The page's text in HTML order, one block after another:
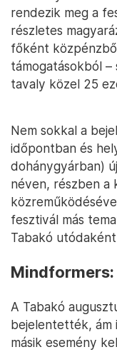
rendezik meg a
részletes
főként
támogatásokból
tavaly közel 25
Nem sokkal a
időpontban és
dohánygyárban)
néven, részben a
fesztivál más
Tabakó
A Tabakó
bejelentették, ám
másik esemény